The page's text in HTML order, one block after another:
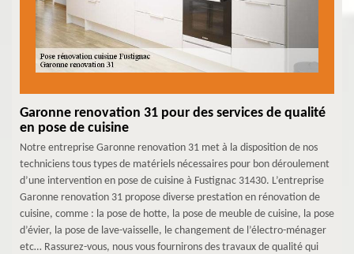
Garonne renovation 31 pour des services de qualité
en pose de cuisine
Notre entreprise Garonne renovation 31 met à la disposition de nos
techniciens tous types de matériels nécessaires pour bon déroulement
d’une intervention en pose de cuisine à Fustignac 31430. L’entreprise
Garonne renovation 31 propose diverse prestation en rénovation de
cuisine, comme : la pose de hotte, la pose de meuble de cuisine, la pose
d’évier, la pose de lave-vaisselle, le changement de l’électro-ménager
etc… Rassurez-vous, nous vous fournirons des travaux de qualité qui